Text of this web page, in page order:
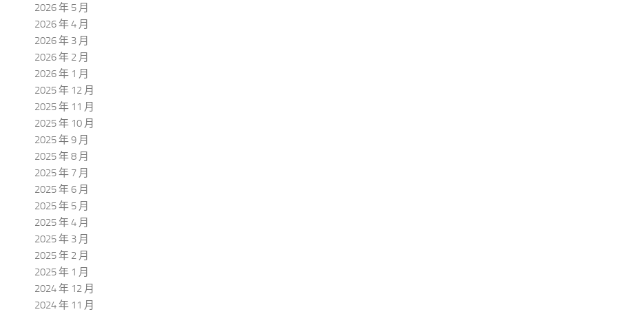
2026 年 5 月
2026 年 4 月
2026 年 3 月
2026 年 2 月
2026 年 1 月
2025 年 12 月
2025 年 11 月
2025 年 10 月
2025 年 9 月
2025 年 8 月
2025 年 7 月
2025 年 6 月
2025 年 5 月
2025 年 4 月
2025 年 3 月
2025 年 2 月
2025 年 1 月
2024 年 12 月
2024 年 11 月